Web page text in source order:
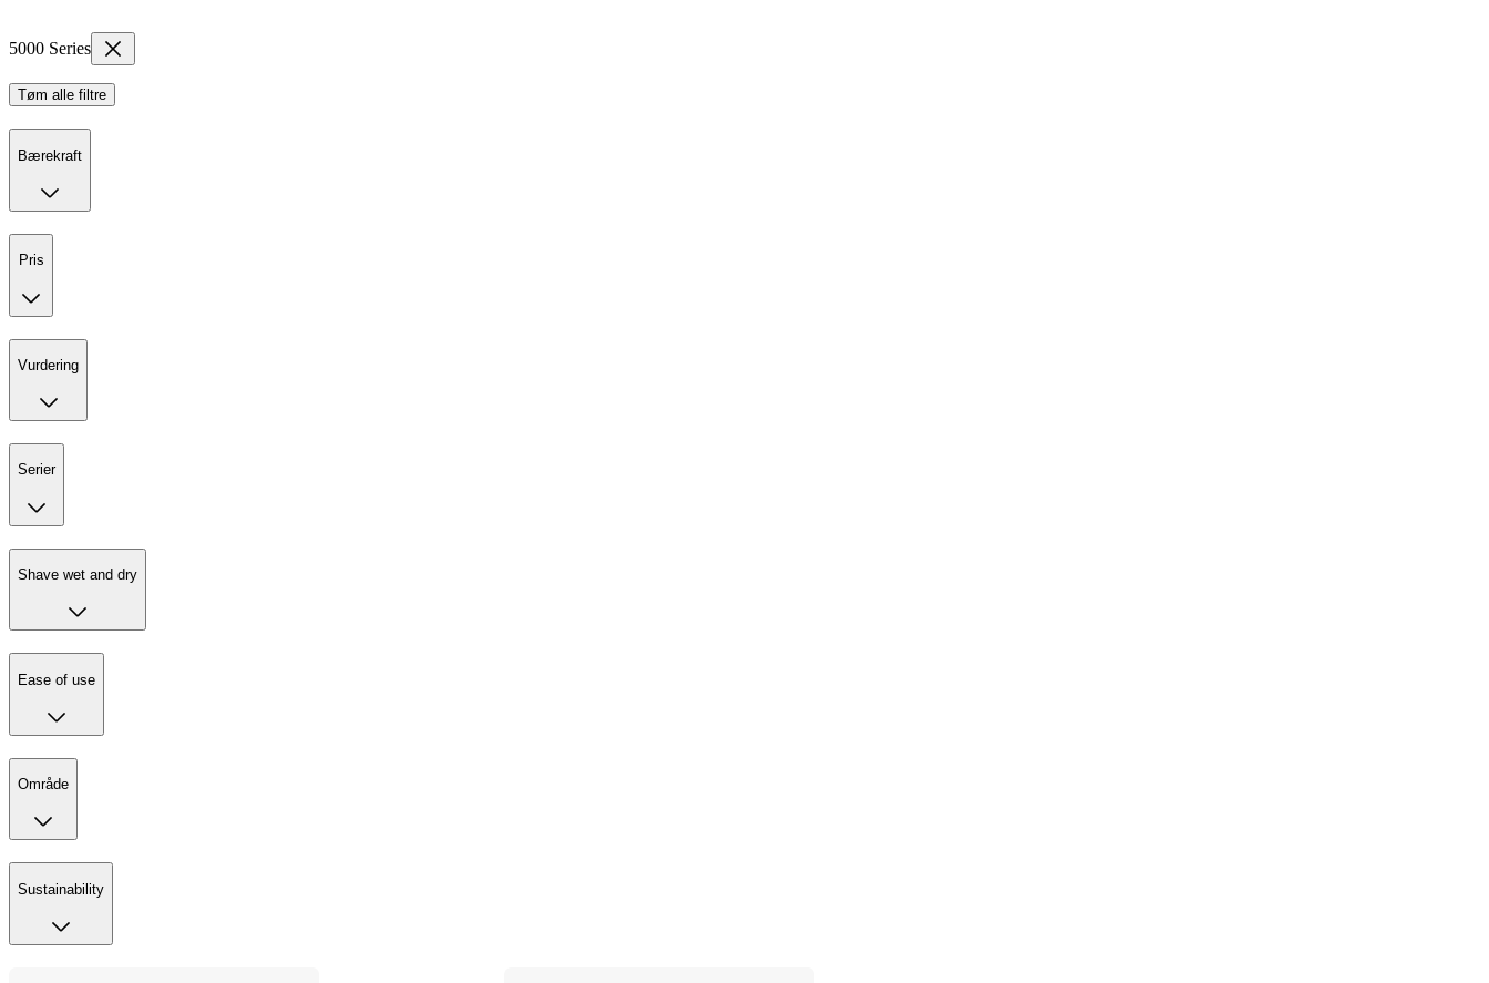
5000 Series
Tøm alle filtre
Bærekraft
Pris
Vurdering
Serier
Shave wet and dry
Ease of use
Område
Sustainability